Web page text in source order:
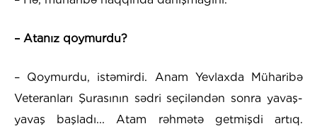
– Atanız qoymurdu?
– Qoymurdu, istəmirdi. Anam Yevlaxda Müharibə
Veteranları Şurasının sədri seçiləndən sonra yavaş-
yavaş başladı... Atam rəhmətə getmişdi artıq.